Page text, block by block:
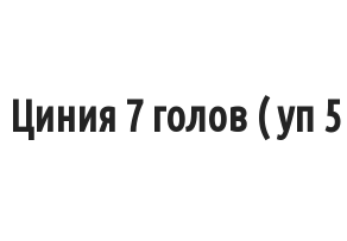
Циния 7 голов ( уп